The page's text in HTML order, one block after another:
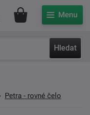
Hledat
Můj účet
Petra - rovné čelo